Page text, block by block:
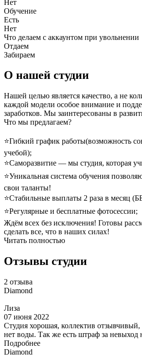
Нет
Обучение
Есть
Нет
Что делаем с аккаунтом при увольнении
Отдаем
Забираем
О нашей студии
Нашей целью является качество, а не
каждой модели особое внимание и
заработков. Мы заинтересованы в
Что мы предлагаем?
⭐️Гибкий график работы(возможность
учебой);
⭐️Саморазвитие — мы студия, которая
⭐️Уникальная система обучения
свои таланты!
⭐️Стабильные выплаты 2 раза в месяц
⭐️Регулярные и бесплатные фотосессии;
Ждём всех без исключения! Готовы
сделать все, что в наших силах!
Читать полностью
Отзывы студии
2 отзыва
Diamond
Лиза
07 июня 2022
Студия хорошая, коллектив отзывчивый,
нет воды. Так же есть штраф за невыход
Подробнее
Diamond